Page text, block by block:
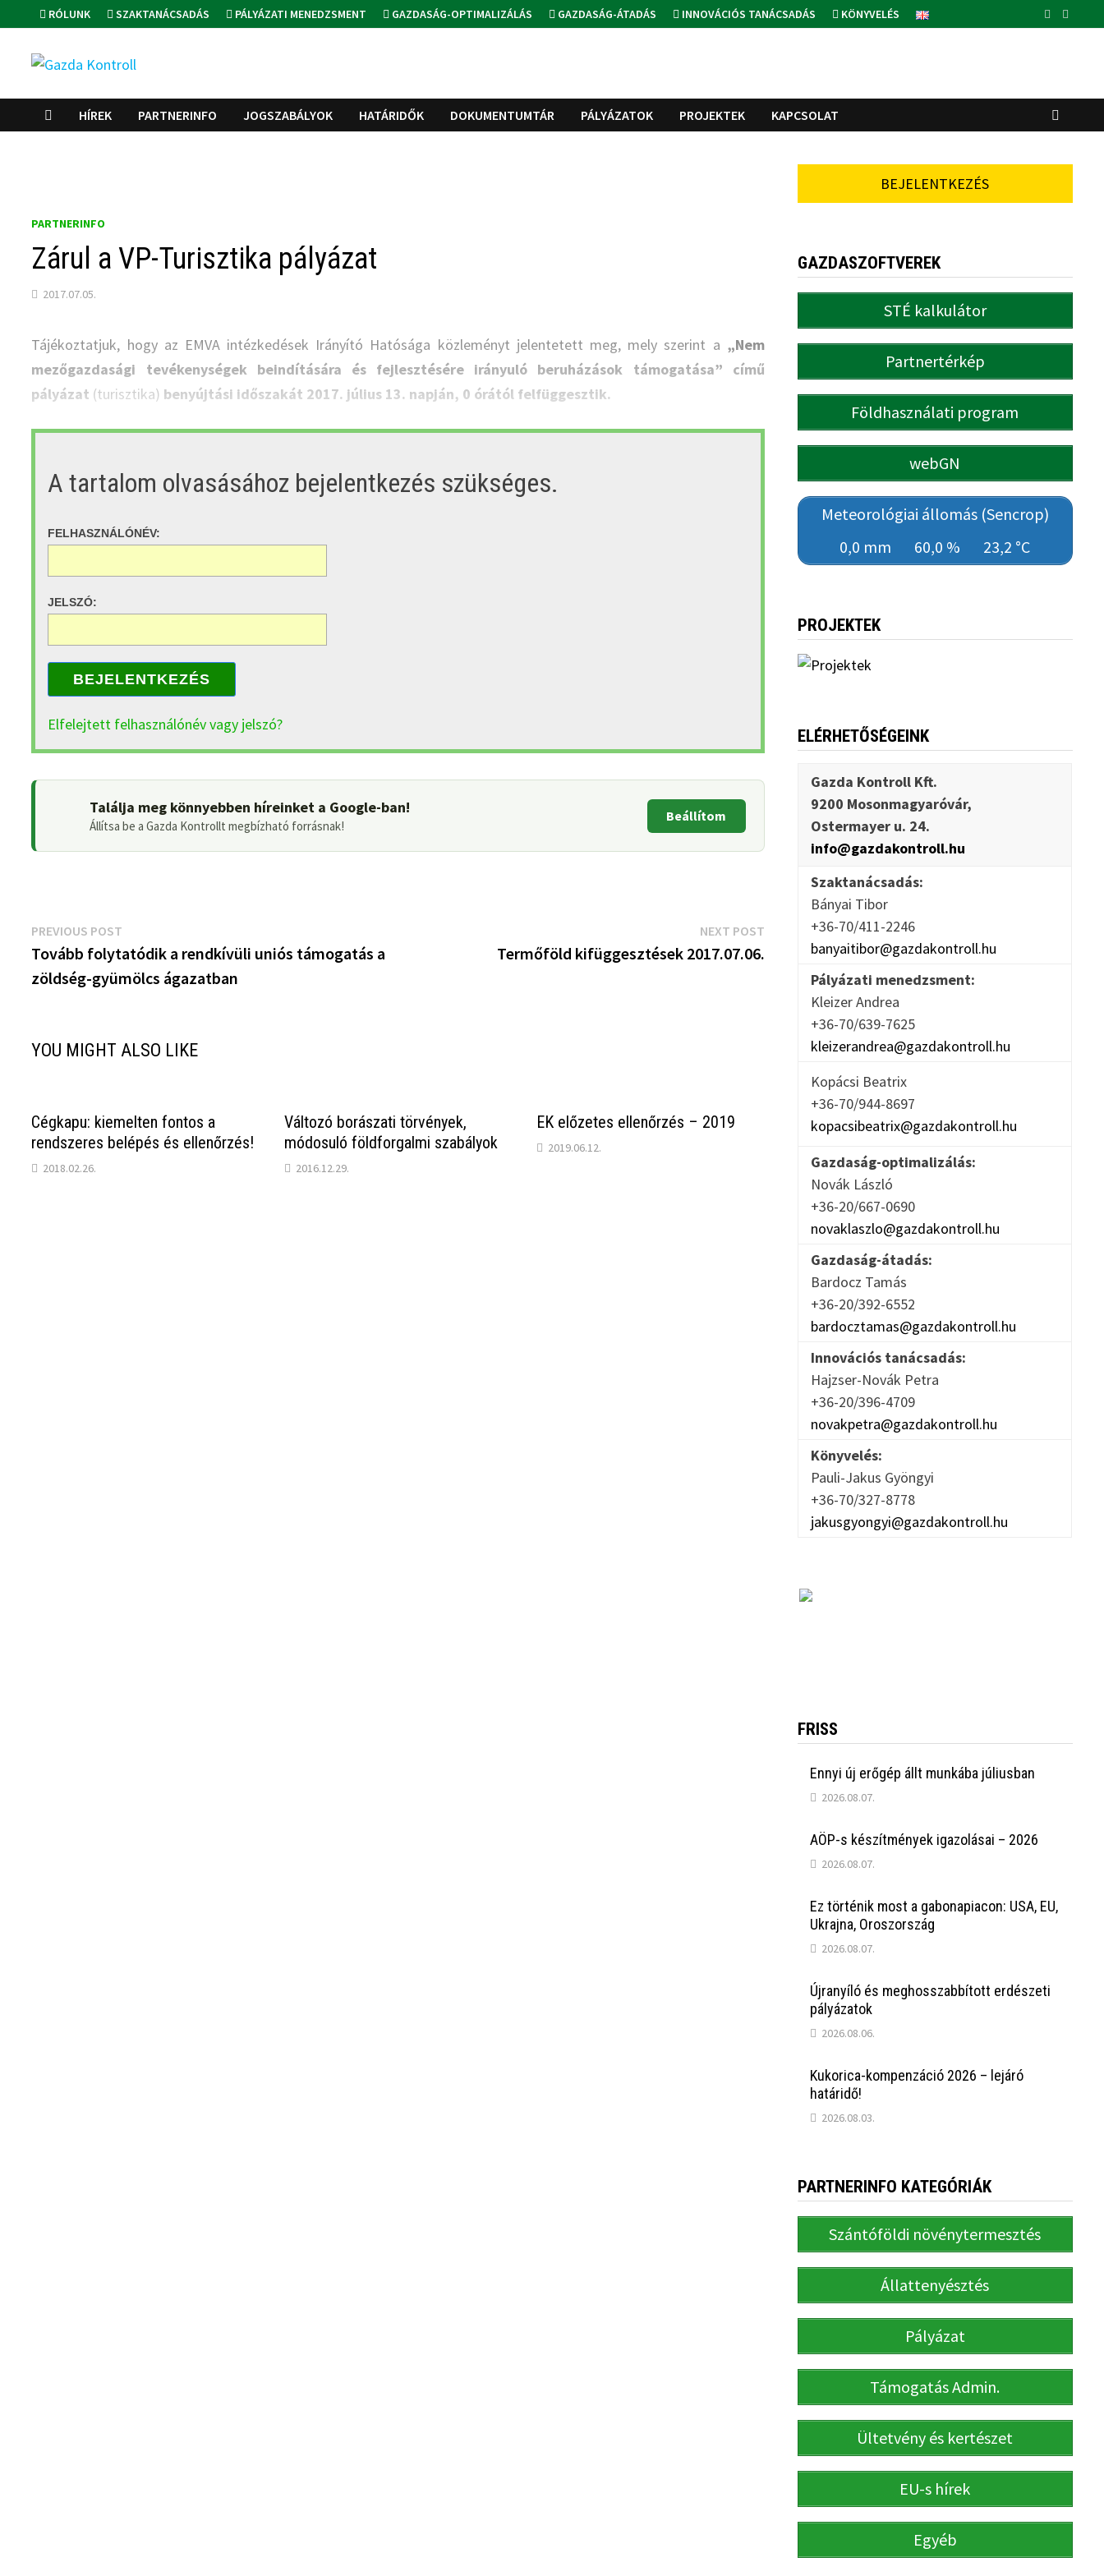
to
content
RÓLUNK SZAKTANÁCSADÁS PÁLYÁZATI MENEDZSMENT GAZDASÁG-OPTIMALIZÁLÁS GAZDASÁG-ÁTADÁS INNOVÁCIÓS TANÁCSADÁS KÖNYVELÉS
HÍREK PARTNERINFO JOGSZABÁLYOK HATÁRIDŐK DOKUMENTUMTÁR PÁLYÁZATOK PROJEKTEK KAPCSOLAT
PARTNERINFO
Zárul a VP-Turisztika pályázat
2017.07.05.
Tájékoztatjuk, hogy az EMVA intézkedések Irányító Hatósága közleményt jelentetett meg, mely szerint a „Nem
mezőgazdasági tevékenységek beindítására és fejlesztésére irányuló beruházások támogatása” című
pályázat (turisztika) benyújtási időszakát 2017. július 13. napján, 0 órától felfüggesztik.
A tartalom olvasásához bejelentkezés szükséges.
FELHASZNÁLÓNÉV:
JELSZÓ:
BEJELENTKEZÉS
Elfelejtett felhasználónév vagy jelszó?
Találja meg könnyebben híreinket a Google-ban!
Állítsa be a Gazda Kontrollt megbízható forrásnak!
Beállítom
Bejegyzés
navigáció
PREVIOUS POST
post:
Tovább folytatódik a rendkívüli uniós támogatás a
zöldség-gyümölcs ágazatban
NEXT POSTNext
Termőföld kifüggesztések 2017.07.06.
YOU MIGHT ALSO LIKE
Cégkapu: kiemelten fontos a
rendszeres belépés és ellenőrzés!
2018.02.26.
Változó borászati törvények,
módosuló földforgalmi szabályok
2016.12.29.
EK előzetes ellenőrzés – 2019
2019.06.12.
BEJELENTKEZÉS
GAZDASZOFTVEREK
STÉ kalkulátor
Partnertérkép
Földhasználati program
webGN
Meteorológiai állomás (Sencrop)
0,0 mm
60,0 % 23,2 °C
PROJEKTEK
ELÉRHETŐSÉGEINK
Gazda Kontroll Kft.
9200 Mosonmagyaróvár,
Ostermayer u. 24.
info@gazdakontroll.hu
Szaktanácsadás:
Bányai Tibor
+36-70/411-2246
banyaitibor@gazdakontroll.hu
Pályázati menedzsment:
Kleizer Andrea
+36-70/639-7625
kleizerandrea@gazdakontroll.hu
Kopácsi Beatrix
+36-70/944-8697
kopacsibeatrix@gazdakontroll.hu
Gazdaság-optimalizálás:
Novák László
+36-20/667-0690
novaklaszlo@gazdakontroll.hu
Gazdaság-átadás:
Bardocz Tamás
+36-20/392-6552
bardocztamas@gazdakontroll.hu
Innovációs tanácsadás:
Hajzser-Novák Petra
+36-20/396-4709
novakpetra@gazdakontroll.hu
Könyvelés:
Pauli-Jakus Gyöngyi
+36-70/327-8778
jakusgyongyi@gazdakontroll.hu
FRISS
Ennyi új erőgép állt munkába júliusban
2026.08.07.
AÖP-s készítmények igazolásai – 2026
2026.08.07.
Ez történik most a gabonapiacon: USA, EU,
Ukrajna, Oroszország
2026.08.07.
Újranyíló és meghosszabbított erdészeti
pályázatok
2026.08.06.
Kukorica-kompenzáció 2026 – lejáró
határidő!
2026.08.03.
PARTNERINFO KATEGÓRIÁK
Szántóföldi növénytermesztés
Állattenyésztés
Pályázat
Támogatás Admin.
Ültetvény és kertészet
EU-s hírek
Egyéb